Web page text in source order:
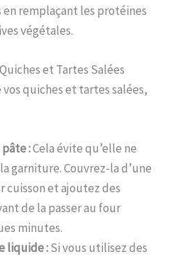
en remplaçant les protéines
végétales.
et Tartes Salées
quiches et tartes salées,
:Cela évite qu’elle ne
garniture. Couvrez-la d’une
cuisson et ajoutez des
de la passer au four
minutes.
liquide :Si vous utilisez des